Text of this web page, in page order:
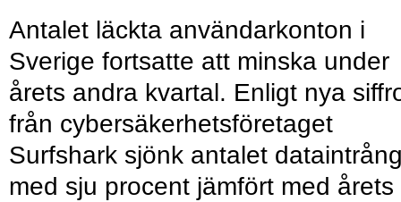
Antalet läckta användarkonton i
Sverige fortsatte att minska under
årets andra kvartal. Enligt nya
från cybersäkerhetsföretaget
Surfshark sjönk antalet
med sju procent jämfört med årets